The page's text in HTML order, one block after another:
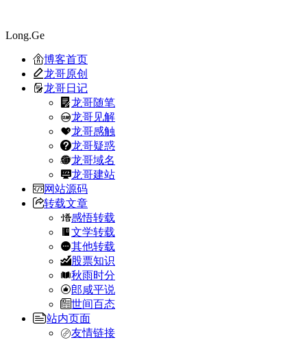
Long.Ge
博客首页
龙哥原创
龙哥日记
龙哥随笔
龙哥见解
龙哥感触
龙哥疑惑
龙哥域名
龙哥建站
网站源码
转载文章
感悟转载
文学转载
其他转载
股票知识
秋雨时分
郎咸平说
世间百态
站内页面
友情链接